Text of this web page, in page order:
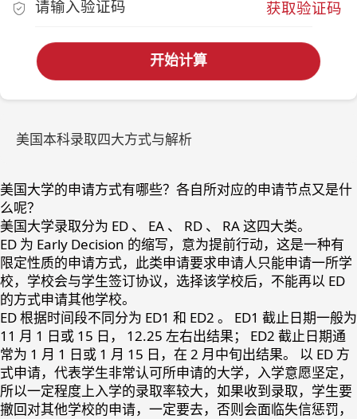
获取验证码
开始计算
美国本科录取四大方式与解析
美国大学的申请方式有哪些？各自所对应的申请节点又是什
么呢？
美国大学录取分为 ED 、 EA 、 RD 、 RA 这四大类。
ED 为 Early Decision 的缩写，意为提前行动，这是一种有
限定性质的申请方式，此类申请要求申请人只能申请一所学
校，学校会与学生签订协议，选择该学校后，不能再以 ED
的方式申请其他学校。
ED 根据时间段不同分为 ED1 和 ED2 。 ED1 截止日期一般为
11 月 1 日或 15 日， 12.25 左右出结果； ED2 截止日期通
常为 1 月 1 日或 1 月 15 日，在 2 月中旬出结果。 以 ED 方
式申请，代表学生非常认可所申请的大学，入学意愿坚定，
所以一定程度上入学的录取率较大，如果收到录取，学生要
撤回对其他学校的申请，一定要去，否则会面临失信惩罚，